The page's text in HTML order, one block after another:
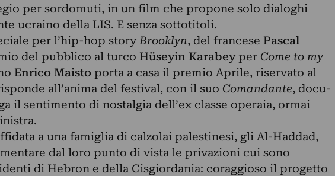
per sordomuti, in un film che propone solo dialoghi
ucraino della LIS. E senza sottotitoli.
per l’hip-hop storyBrooklyn, del francese Pascal
del pubblico al turco Hüseyin Karabeyper Come to my
Enrico Maisto porta a casa il premio Aprile, riservato al
all’anima del festival, con il suo Comandante, docu-
il sentimento di nostalgia dell’ex classe operaia, ormai
a una famiglia di calzolai palestinesi, gli Al-Haddad,
dal loro punto di vista le privazioni cui sono
di Hebron e della Cisgiordania: coraggioso il progetto